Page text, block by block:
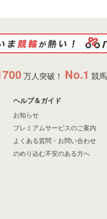
万人突破！ No.1 競
ヘルプ＆ガイド
お知らせ
プレミアムサービスのご案内
よくある質問・お問い合わせ
のめり込む不安のある方へ